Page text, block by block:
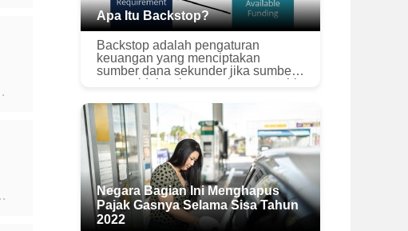
Apa Itu Backstop?
Backstop adalah pengaturan
keuangan yang menciptakan
sumber dana sekunder jika sumber
utama tidak cukup untuk memenuhi
dianggap sebagai polis asuransi
yang menutupi ...
Negara Bagian Ini Menghapus
Pajak Gasnya Selama Sisa Tahun
2022